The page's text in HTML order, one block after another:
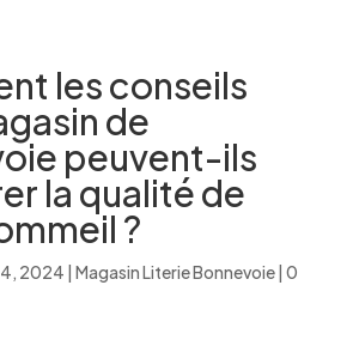
les conseils
de
peuvent-ils
la qualité de
?
2024 | Magasin Literie Bonnevoie| 0